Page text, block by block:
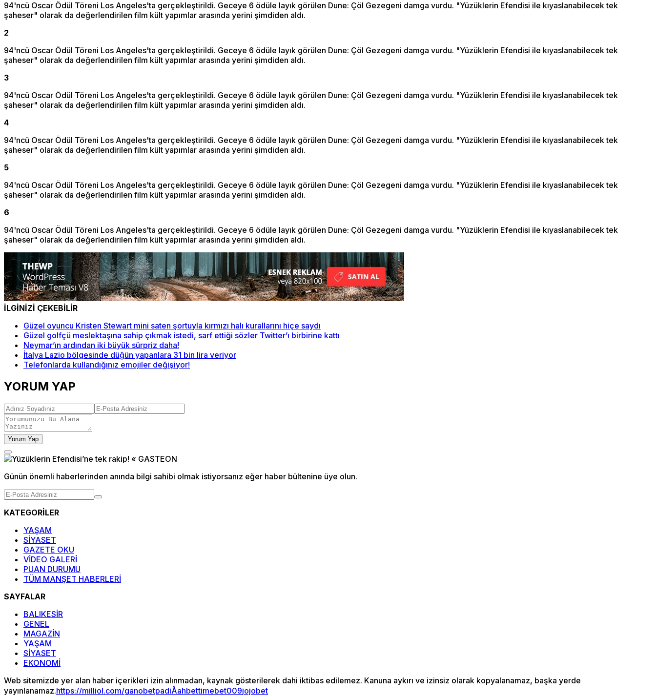
94'ncü Oscar Ödül Töreni Los Angeles'ta gerçekleştirildi. Geceye 6 ödüle layık görülen Dune: Çöl Gezegeni damga vurdu. "Yüzüklerin Efendisi ile kıyaslanabilecek tek
şaheser" olarak da değerlendirilen film kült yapımlar arasında yerini şimdiden aldı.
2
94'ncü Oscar Ödül Töreni Los Angeles'ta gerçekleştirildi. Geceye 6 ödüle layık görülen Dune: Çöl Gezegeni damga vurdu. "Yüzüklerin Efendisi ile kıyaslanabilecek tek
şaheser" olarak da değerlendirilen film kült yapımlar arasında yerini şimdiden aldı.
3
94'ncü Oscar Ödül Töreni Los Angeles'ta gerçekleştirildi. Geceye 6 ödüle layık görülen Dune: Çöl Gezegeni damga vurdu. "Yüzüklerin Efendisi ile kıyaslanabilecek tek
şaheser" olarak da değerlendirilen film kült yapımlar arasında yerini şimdiden aldı.
4
94'ncü Oscar Ödül Töreni Los Angeles'ta gerçekleştirildi. Geceye 6 ödüle layık görülen Dune: Çöl Gezegeni damga vurdu. "Yüzüklerin Efendisi ile kıyaslanabilecek tek
şaheser" olarak da değerlendirilen film kült yapımlar arasında yerini şimdiden aldı.
5
94'ncü Oscar Ödül Töreni Los Angeles'ta gerçekleştirildi. Geceye 6 ödüle layık görülen Dune: Çöl Gezegeni damga vurdu. "Yüzüklerin Efendisi ile kıyaslanabilecek tek
şaheser" olarak da değerlendirilen film kült yapımlar arasında yerini şimdiden aldı.
6
94'ncü Oscar Ödül Töreni Los Angeles'ta gerçekleştirildi. Geceye 6 ödüle layık görülen Dune: Çöl Gezegeni damga vurdu. "Yüzüklerin Efendisi ile kıyaslanabilecek tek
şaheser" olarak da değerlendirilen film kült yapımlar arasında yerini şimdiden aldı.
İLGİNİZİ ÇEKEBİLİR
Güzel oyuncu Kristen Stewart mini saten şortuyla kırmızı halı kurallarını hiçe saydı
Güzel golfçü meslektaşına sahip çıkmak istedi, sarf ettiği sözler Twitter’ı birbirine kattı
Neymar’ın ardından iki büyük sürpriz daha!
İtalya Lazio bölgesinde düğün yapanlara 31 bin lira veriyor
Telefonlarda kullandığınız emojiler değişiyor!
YORUM YAP
Yorum Yap
Günün önemli haberlerinden anında bilgi sahibi olmak istiyorsanız eğer haber bültenine üye olun.
KATEGORİLER
YAŞAM
SİYASET
GAZETE OKU
VİDEO GALERİ
PUAN DURUMU
TÜM MANŞET HABERLERİ
SAYFALAR
BALIKESİR
GENEL
MAGAZİN
YAŞAM
SİYASET
EKONOMİ
Web sitemizde yer alan haber içerikleri izin alınmadan, kaynak gösterilerek dahi iktibas edilemez. Kanuna aykırı ve izinsiz olarak kopyalanamaz, başka yerde
yayınlanamaz.https://milliol.com/ganobetpadiÅahbettimebet009jojobet